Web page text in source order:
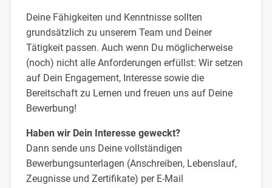
Deine Fähigkeiten und Kenntnisse sollten
grundsätzlich zu unserem Team und Deiner
Tätigkeit passen. Auch wenn Du möglicherweise
(noch) nicht alle Anforderungen erfüllst: Wir setzen
auf Dein Engagement, Interesse sowie die
Bereitschaft zu Lernen und freuen uns auf Deine
Bewerbung!
Haben wir Dein Interesse geweckt?
Dann sende uns Deine vollständigen
Bewerbungsunterlagen (Anschreiben, Lebenslauf,
Zeugnisse und Zertifikate) per E-Mail